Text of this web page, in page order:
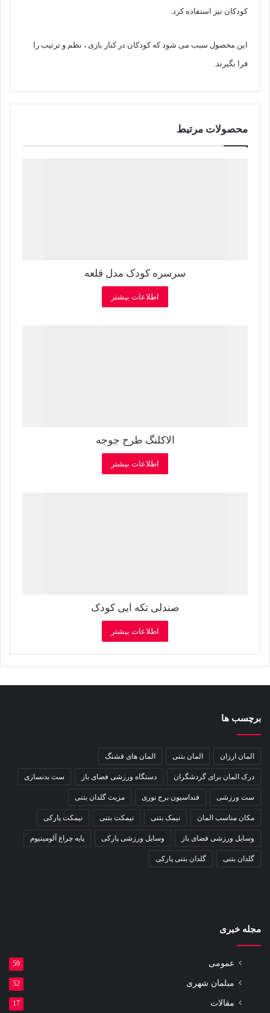
کودکان نیز استفاده کرد.
این محصول سبب می شود که کودکان در کنار بازی ، نظم و ترتیب را
فرا بگیرند.
محصولات مرتبط
سرسره کودک مدل قلعه
اطلاعات بیشتر
الاکلنگ طرح جوجه
اطلاعات بیشتر
صندلی تکه ایی کودک
اطلاعات بیشتر
برچسب ها
المان ارزان المان بتنی المان های قشنگ
درک المان برای گردشگران دستگاه ورزشی فضای باز ست بدنسازی
ست ورزشی فنداسیون برج نوری مزیت گلدان بتنی
مکان مناسب المان نیمک بتنی نیمکت بتنی نیمکت پارکی
وسایل ورزشی فضای باز وسایل ورزشی پارکی پایه چراغ آلومینیوم
گلدان بتنی گلدان بتنی پارکی
مجله خبری
عمومی 59
مبلمان شهری 52
مقالات 17